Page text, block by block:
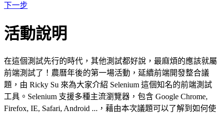
下一步
活動說明
在這個測試先行的時代，其他測試都好說，最麻煩的應該就屬
前端測試了！農曆年後的第一場活動，延續前端開發整合議
題，由 Ricky Su 來為大家介紹 Selenium 這個知名的前端測試
工具。Selenium 支援多種主流瀏覽器，包含 Google Chrome,
Firefox, IE, Safari, Android ...，藉由本次議題可以了解到如何使